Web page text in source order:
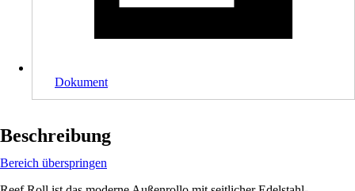
Dokument
Beschreibung
Bereich überspringen